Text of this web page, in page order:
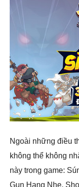
Ngoài những điều
không thể không
này trong game:
Gun Hạng Nhẹ,